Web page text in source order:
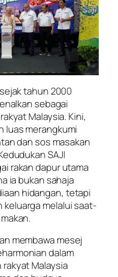
tahun 2000
sebagai
Malaysia. Kini,
luas merangkumi
dan sos masakan
SAJI
rakan dapur utama
ia bukan sahaja
hidangan, tetapi
melalui saat-
membawa mesej
dalam
Malaysia